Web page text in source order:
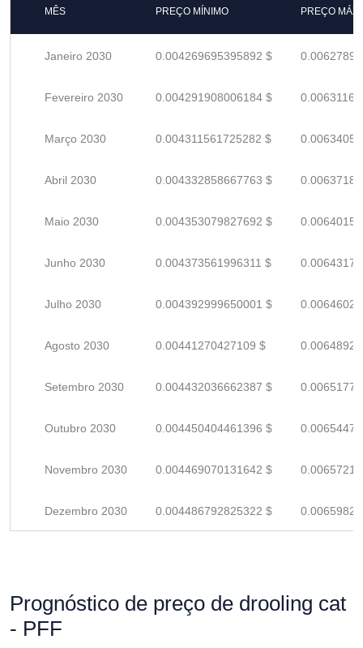
MÊS PREÇO MÍNIMO PREÇO
Janeiro 2030 0.004269695395892 $
Fevereiro 2030 0.004291908006184 $
Março 2030 0.004311561725282 $
Abril 2030 0.004332858667763 $
Maio 2030 0.004353079827692 $
Junho 2030 0.004373561996311 $
Julho 2030 0.004392999650001 $
Agosto 2030 0.00441270427109 $
Setembro 2030 0.004432036662387 $
Outubro 2030 0.004450404461396 $
Novembro 2030 0.004469070131642 $
Dezembro 2030 0.004486792825322 $
Prognóstico de preço de drooling cat
- PFF